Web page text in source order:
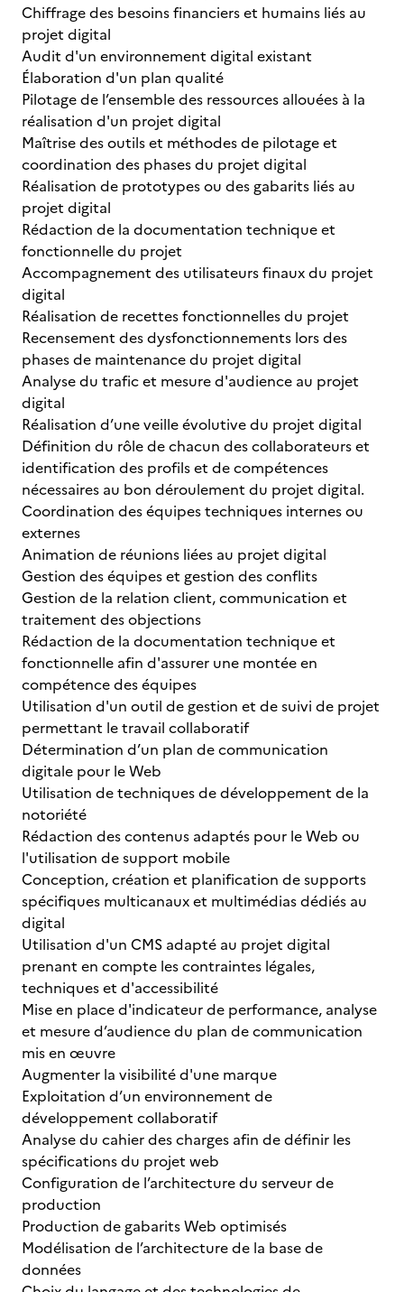
Chiffrage des besoins financiers et humains liés au
projet digital
Audit d'un environnement digital existant
Élaboration d'un plan qualité
Pilotage de l’ensemble des ressources allouées à la
réalisation d'un projet digital
Maîtrise des outils et méthodes de pilotage et
coordination des phases du projet digital
Réalisation de prototypes ou des gabarits liés au
projet digital
Rédaction de la documentation technique et
fonctionnelle du projet
Accompagnement des utilisateurs finaux du projet
digital
Réalisation de recettes fonctionnelles du projet
Recensement des dysfonctionnements lors des
phases de maintenance du projet digital
Analyse du trafic et mesure d'audience au projet
digital
Réalisation d’une veille évolutive du projet digital
Définition du rôle de chacun des collaborateurs et
identification des profils et de compétences
nécessaires au bon déroulement du projet digital.
Coordination des équipes techniques internes ou
externes
Animation de réunions liées au projet digital
Gestion des équipes et gestion des conflits
Gestion de la relation client, communication et
traitement des objections
Rédaction de la documentation technique et
fonctionnelle afin d'assurer une montée en
compétence des équipes
Utilisation d'un outil de gestion et de suivi de projet
permettant le travail collaboratif
Détermination d’un plan de communication
digitale pour le Web
Utilisation de techniques de développement de la
notoriété
Rédaction des contenus adaptés pour le Web ou
l'utilisation de support mobile
Conception, création et planification de supports
spécifiques multicanaux et multimédias dédiés au
digital
Utilisation d'un CMS adapté au projet digital
prenant en compte les contraintes légales,
techniques et d'accessibilité
Mise en place d'indicateur de performance, analyse
et mesure d’audience du plan de communication
mis en œuvre
Augmenter la visibilité d'une marque
Exploitation d’un environnement de
développement collaboratif
Analyse du cahier des charges afin de définir les
spécifications du projet web
Configuration de l’architecture du serveur de
production
Production de gabarits Web optimisés
Modélisation de l’architecture de la base de
données